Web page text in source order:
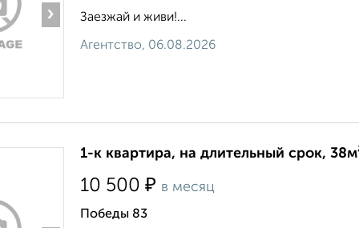
› Заезжай и живи!...
Агентство, 06.08.2026
1-к квартира, на длительный срок,
10 500 ₽ в месяц
Победы 83